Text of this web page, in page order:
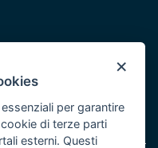
Puglia 2014/2020 -
×
per garantire
di terze parti
esterni. Questi